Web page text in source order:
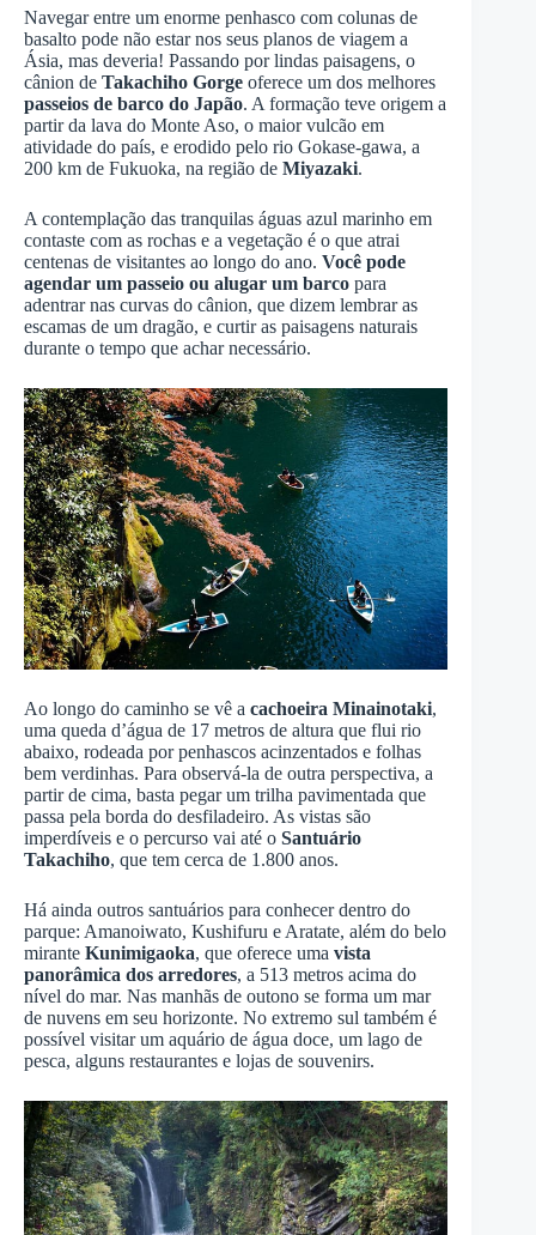
Navegar entre um enorme penhasco com colunas de
basalto pode não estar nos seus planos de viagem a
Ásia, mas deveria! Passando por lindas paisagens, o
cânion de Takachiho Gorge oferece um dos melhores
passeios de barco do Japão. A formação teve origem a
partir da lava do Monte Aso, o maior vulcão em
atividade do país, e erodido pelo rio Gokase-gawa, a
200 km de Fukuoka, na região de Miyazaki.
A contemplação das tranquilas águas azul marinho em
contaste com as rochas e a vegetação é o que atrai
centenas de visitantes ao longo do ano. Você pode
agendar um passeio ou alugar um barco para
adentrar nas curvas do cânion, que dizem lembrar as
escamas de um dragão, e curtir as paisagens naturais
durante o tempo que achar necessário.
Ao longo do caminho se vê a cachoeira Minainotaki,
uma queda d’água de 17 metros de altura que flui rio
abaixo, rodeada por penhascos acinzentados e folhas
bem verdinhas. Para observá-la de outra perspectiva, a
partir de cima, basta pegar um trilha pavimentada que
passa pela borda do desfiladeiro. As vistas são
imperdíveis e o percurso vai até o Santuário
Takachiho, que tem cerca de 1.800 anos.
Há ainda outros santuários para conhecer dentro do
parque: Amanoiwato, Kushifuru e Aratate, além do belo
mirante Kunimigaoka, que oferece uma vista
panorâmica dos arredores, a 513 metros acima do
nível do mar. Nas manhãs de outono se forma um mar
de nuvens em seu horizonte. No extremo sul também é
possível visitar um aquário de água doce, um lago de
pesca, alguns restaurantes e lojas de souvenirs.